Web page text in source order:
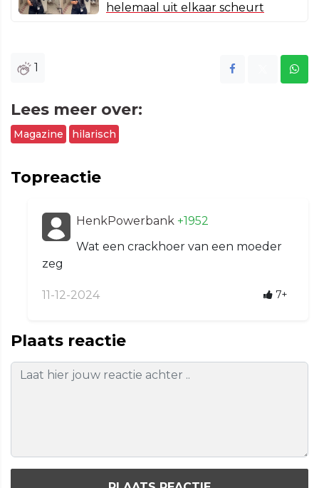
helemaal uit elkaar scheurt
1
Lees meer over:
Magazine hilarisch
Topreactie
HenkPowerbank +1952
Wat een crackhoer van een moeder
zeg
11-12-2024 7+
Plaats reactie